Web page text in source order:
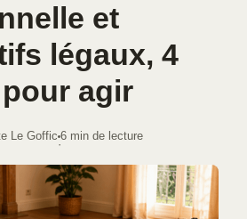
et
légaux, 4
agir
Le Goffic
·
6 min de lecture